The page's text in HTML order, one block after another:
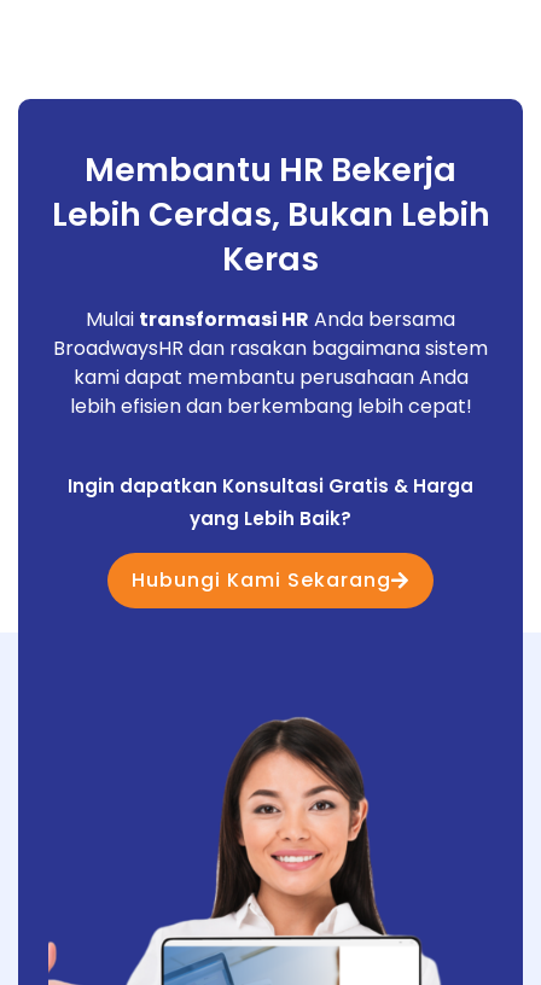
Membantu HR Bekerja
Lebih Cerdas, Bukan Lebih
Keras
Mulai transformasi HR Anda bersama
BroadwaysHR dan rasakan bagaimana sistem
kami dapat membantu perusahaan Anda
lebih efisien dan berkembang lebih cepat!
Ingin dapatkan Konsultasi Gratis & Harga
yang Lebih Baik?
Hubungi Kami Sekarang